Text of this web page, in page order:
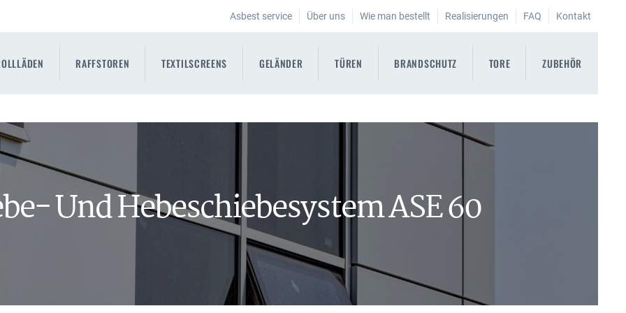
Asbest service Über uns Wie man bestellt Realisierungen FAQ Kontakt
RAFFSTOREN TEXTILSCREENS GELÄNDER TÜREN BRANDSCHUTZ TORE ZUBEHÖR
Und Hebeschiebesystem ASE 60